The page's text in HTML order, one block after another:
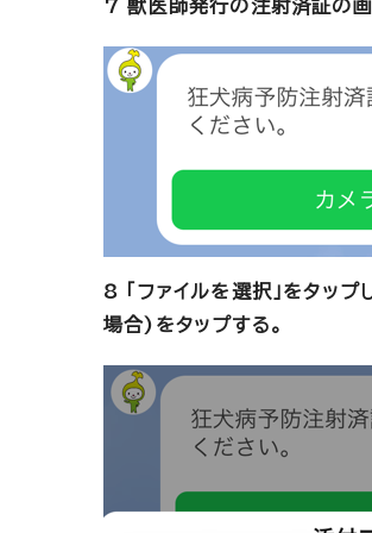
7 獣医師発行の注射済証の画
8 「ファイルを選択」をタッ
場合)をタップする。